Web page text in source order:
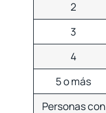
2
3
4
5 o más
Personas con